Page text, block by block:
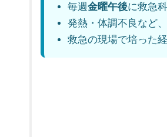
毎週金曜午後に救急
発熱・体調不良など
救急の現場で培った